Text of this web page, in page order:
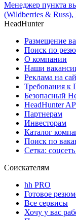
Менеджер пункта
(Wildberries & Russ),
HeadHunter
Размещение
Поиск по
О компании
Наши
Реклама на
Требования к
Безопасный
HeadHunter
Партнерам
Инвесторам
Каталог
Поиск по
Сетка:
Соискателям
hh PRO
Готовое
Все сервисы
Хочу у вас